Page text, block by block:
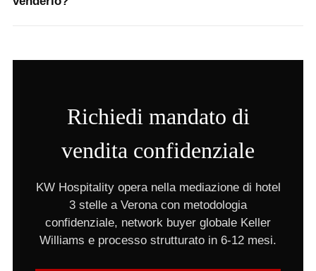
Richiedi mandato di
vendita confidenziale
KW Hospitality opera nella mediazione di hotel
3 stelle a Verona con metodologia
confidenziale, network buyer globale Keller
Williams e processo strutturato in 6-12 mesi.